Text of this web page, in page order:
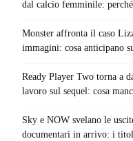
dal calcio femminile:
Monster affronta il caso
immagini: cosa anticipano
Ready Player Two torna a
lavoro sul sequel: cosa
Sky e NOW svelano le
documentari in arrivo: i